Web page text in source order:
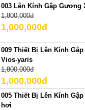
003 Lên Kính Gập Gương
1,800,000đ
1,000,000đ
009 Thiết Bị Lên Kính
Vios-yaris
1,800,000đ
1,000,000đ
005 Thiết Bị Lên Kính
hơi